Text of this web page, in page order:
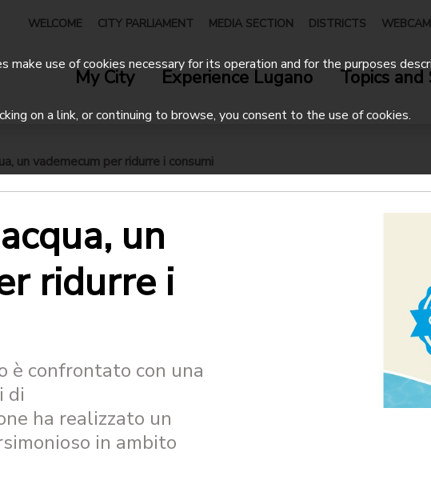
WELCOME CITY PARLIAMENT MEDIA SECTION DISTRICTS
My City Experience Lugano Topics and
un vademecum per ridurre i consumi
un
ridurre i
è confrontato con una
di
ha realizzato un
in ambito
use of cookies necessary for its operation and for the purposes
on a link, or continuing to browse, you consent to the use of cookies.